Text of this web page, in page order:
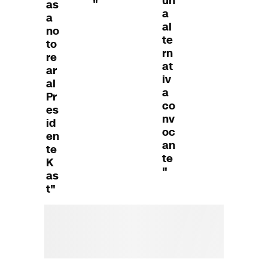
as
a
no
to
re
ar
al
Pr
es
id
en
te
K
as
t"
"
a
al
te
rn
at
iv
a
co
nv
oc
an
te
"